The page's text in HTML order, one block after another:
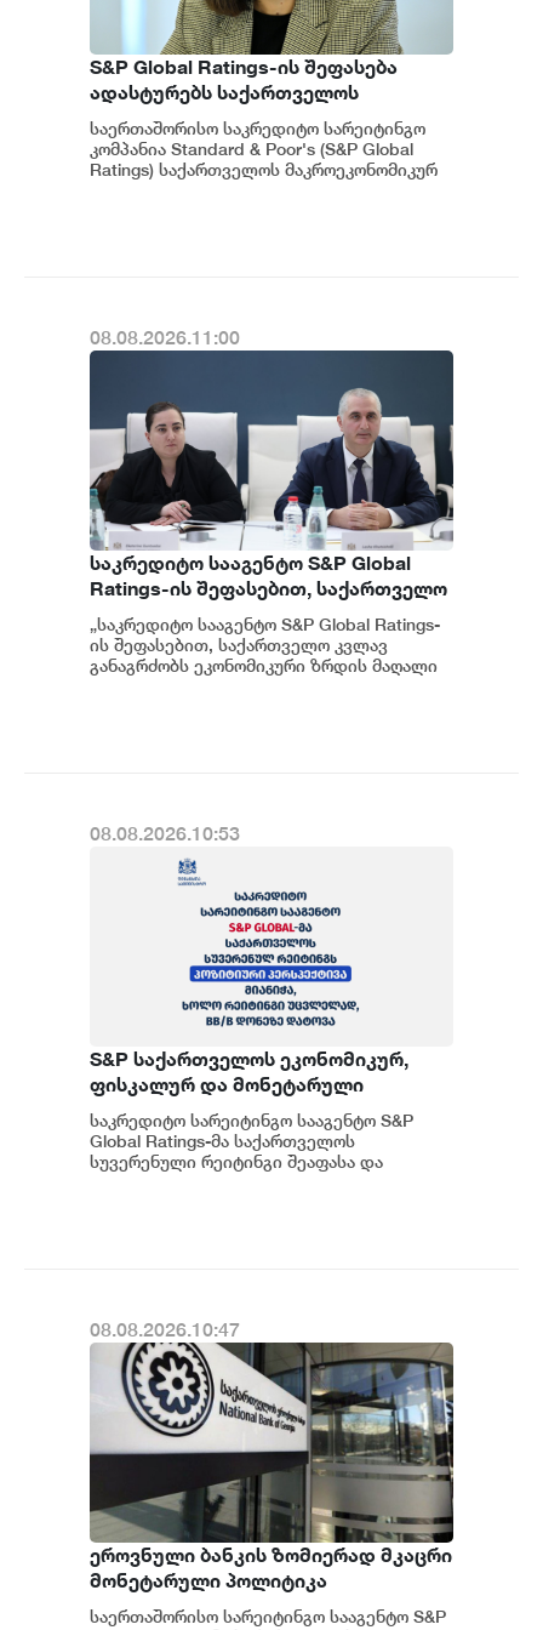
S&P Global Ratings-ის შეფასება
ადასტურებს საქართველოს
ეკონომიკის მდგრადობასა და
ეროვნული ბანკის პოლიტიკის
ეფექტიანობას - ეკატერინე მიქაბაძე
საერთაშორისო საკრედიტო სარეიტინგო
კომპანია Standard & Poor's (S&P Global
Ratings) საქართველოს მაკროეკონომიკურ
08.08.2026.11:00
საკრედიტო სააგენტო S&P Global
Ratings-ის შეფასებით, საქართველო
კვლავ განაგრძობს ეკონომიკური
ზრდის მაღალი მაჩვენებლებისა და
ჯანსაღი ფისკალური პოლიტიკის
„საკრედიტო სააგენტო S&P Global Ratings-
ის შეფასებით, საქართველო კვლავ
განაგრძობს ეკონომიკური ზრდის მაღალი
08.08.2026.10:53
S&P საქართველოს ეკონომიკურ,
ფისკალურ და მონეტარული
პოლიტიკის ჩარჩოს კვლავ
გონივრულად და წინდახედულად
აფასებს
საკრედიტო სარეიტინგო სააგენტო S&P
Global Ratings-მა საქართველოს
სუვერენული რეიტინგი შეაფასა და
08.08.2026.10:47
ეროვნული ბანკის ზომიერად მკაცრი
მონეტარული პოლიტიკა
ინფლაციური მოლოდინების
საერთაშორისო სარეიტინგო სააგენტო S&P